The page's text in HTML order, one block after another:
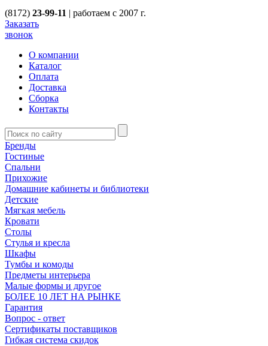
(8172) 23-99-11 | работаем с 2007 г.
Заказать
звонок
О компании
Каталог
Оплата
Доставка
Сборка
Контакты
Бренды
Гостиные
Спальни
Прихожие
Домашние кабинеты и библиотеки
Детские
Мягкая мебель
Кровати
Столы
Стулья и кресла
Шкафы
Тумбы и комоды
Предметы интерьера
Малые формы и другое
БОЛЕЕ 10 ЛЕТ НА РЫНКЕ
Гарантия
Вопрос - ответ
Сертификаты поставщиков
Гибкая система скидок